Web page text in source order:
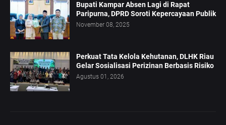
Bupati Kampar Absen Lagi di Rapat
Paripurna, DPRD Soroti Kepercayaan Publik
November 08, 2025
Perkuat Tata Kelola Kehutanan, DLHK Riau
Gelar Sosialisasi Perizinan Berbasis Risiko
Agustus 01, 2026